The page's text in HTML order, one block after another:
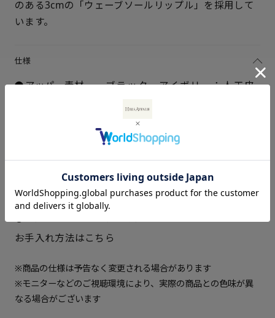
サイズを選択してください
22cm △ 残りわずか
△ 残りわずか
× 在庫なし
× 在庫なし
24cm × 在庫なし
24.5cm ○ 在庫あり
25cm △ 残りわずか
のある3cmの「ウェーブソールリップル」を採用して
います。
仕様
アッパー素材
ブラック、アイボリー：人工皮
ベージュ、ブルーグレー：合成
皮革
合成皮革
ソール素材
パイロン、合成ゴム
ヒールの高さ
約3cm
重さ（片足）
約165ｇ（サイズにより多少の
差異あり）
お手入れ方法はこちら
※商品の仕様は予告なく変更される場合があります
※モニターなどのご視聴環境により、実際の商品との色味が異
なる場合がございます